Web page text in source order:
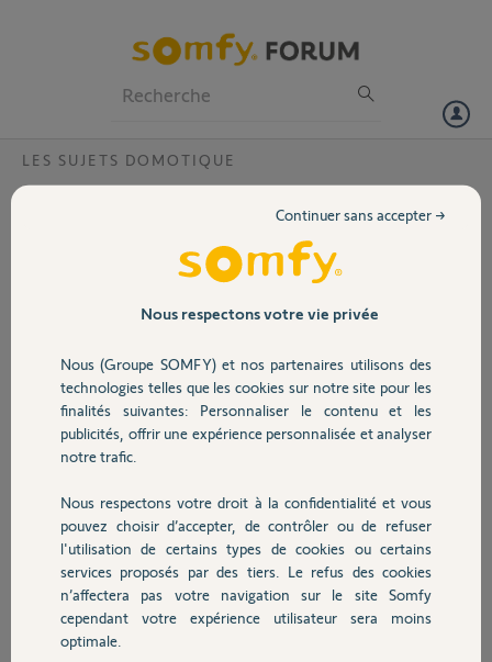
Volet
Sécurité
Domotique
Chauffage
Autres produits
LES SUJETS DOMOTIQUE
Probleme suite coupure de courant ?
détecte aucun raison wifi
malgres avoir suivi la procédure de Mr Jean-Luc B le problème est
toujours présent.
au cas ou je vous mais mon pin : 2016-4624-9125.
Je vous remercie par avance pour votre aide.
mathieu R.
il y a environ 2 ans
Nous respectons votre vie privée
Nous (Groupe SOMFY) et nos partenaires utilisons des
technologies telles que les cookies sur notre site pour les
finalités suivantes: Personnaliser le contenu et les
publicités, offrir une expérience personnalisée et analyser
notre trafic.
Nous respectons votre droit à la confidentialité et vous
pouvez choisir d’accepter, de contrôler ou de refuser
l'utilisation de certains types de cookies ou certains
services proposés par des tiers. Le refus des cookies
n’affectera pas votre navigation sur le site Somfy
cependant votre expérience utilisateur sera moins
optimale.
Continuer sans accepter →